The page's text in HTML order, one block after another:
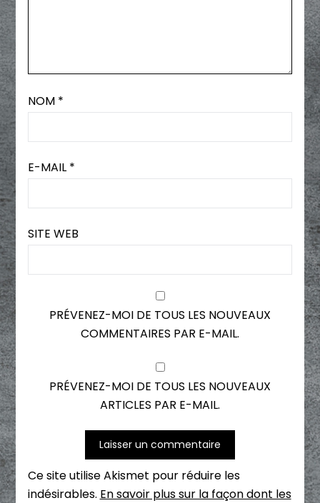
NOM *
E-MAIL *
SITE WEB
PRÉVENEZ-MOI DE TOUS LES NOUVEAUX
COMMENTAIRES PAR E-MAIL.
PRÉVENEZ-MOI DE TOUS LES NOUVEAUX
ARTICLES PAR E-MAIL.
Ce site utilise Akismet pour réduire les
indésirables. En savoir plus sur la façon dont les